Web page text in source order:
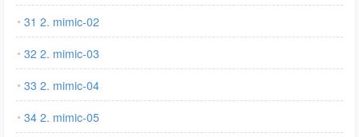
31 2. mimic-02
32 2. mimic-03
33 2. mimic-04
34 2. mimic-05